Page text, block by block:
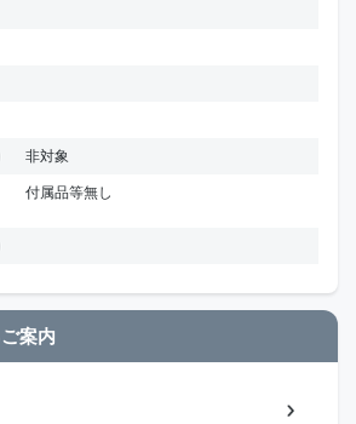
非対象
付属品等無し
案内